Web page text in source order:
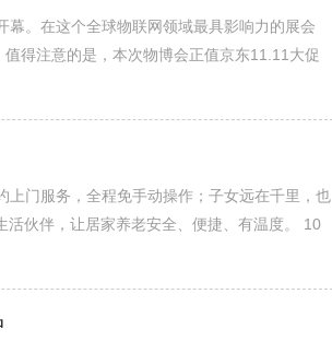
幕。在这个全球物联网领域最具影响力的展会
得注意的是，本次物博会正值京东11.11大促
门服务，全程免手动操作；子女远在千里，也
伙伴，让居家养老安全、便捷、有温度。 10